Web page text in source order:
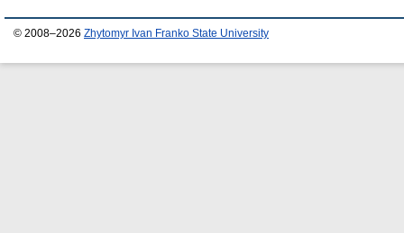
© 2008–2026 Zhytomyr Ivan Franko State University